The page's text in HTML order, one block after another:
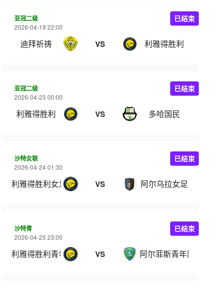
亚冠二级
2026-04-19 22:00
迪拜祈祷 VS 利雅得胜利
已结束
亚冠二级
2026-04-23 00:00
利雅得胜利 VS 多哈国民
已结束
沙特女联
2026-04-24 01:30
利雅得胜利女足 VS 阿尔乌拉女足
已结束
沙特青
2026-04-25 23:00
利雅得胜利青年队 VS 阿尔菲斯青年队
已结束